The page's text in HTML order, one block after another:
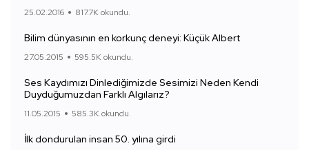
25.02.2016 817.7K okundu.
Bilim dünyasının en korkunç deneyi: Küçük Albert
27.05.2015 595.5K okundu.
Ses Kaydımızı Dinlediğimizde Sesimizi Neden Kendi
Duyduğumuzdan Farklı Algılarız?
11.05.2015 585.3K okundu.
İlk dondurulan insan 50. yılına girdi